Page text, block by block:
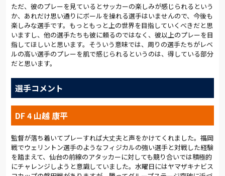
ただ、彼のプレーを見ているとサッカーの楽しみが感じられるという
か、あれだけ思い通りにボールを操れる選手はいませんので、今後も
楽しみな選手です。もっともっと上の世界を目指していくべきだと思
いますし、他の選手たちも彼に頼るのではなく、彼以上のプレーを目
指してほしいと思います。そういう意味では、周りの選手たちがレベ
ルの高い選手のプレーを肌で感じられるというのは、得している部分
だと思います。
選手コメント
DF 4 山越 康平
監督が落ち着いてプレーすれば大丈夫と声をかけてくれました。福岡
戦でウェリントン選手のようなフィジカルの強い選手と対戦した経験
を踏まえて、仙台の前線のアタッカーに対しても競り合いでは積極的
にチャレンジしようと意識していました。水曜日にはヤマザキナビス